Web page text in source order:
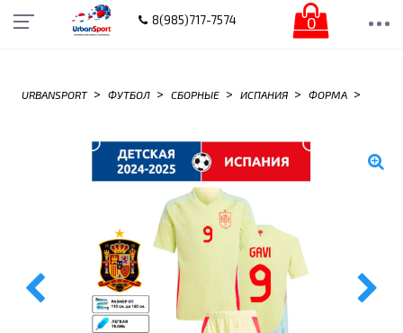
8(985)717-7574 0
URBANSPORT > ФУТБОЛ > СБОРНЫЕ > ИСПАНИЯ > ФОРМА >